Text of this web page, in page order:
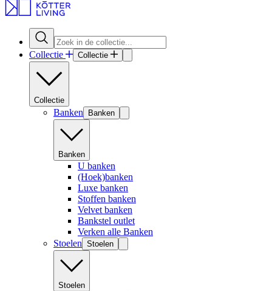
Collectie Collectie
Collectie
Banken Banken
Banken
U banken
(Hoek)banken
Luxe banken
Stoffen banken
Velvet banken
Bankstel outlet
Verken alle Banken
Stoelen Stoelen
Stoelen